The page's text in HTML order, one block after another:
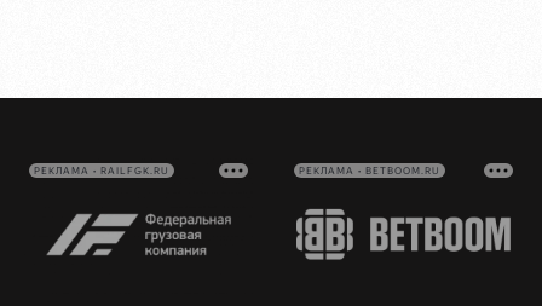
РЕКЛАМА • RAILFGK.RU РЕКЛАМА • BETBOOM.RU